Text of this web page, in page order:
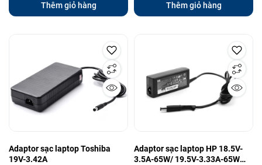
Thêm giỏ hàng Thêm giỏ hàng
Adaptor sạc laptop Toshiba
19V-3.42A
Adaptor sạc laptop HP 18.5V-
3.5A-65W/ 19.5V-3.33A-65W